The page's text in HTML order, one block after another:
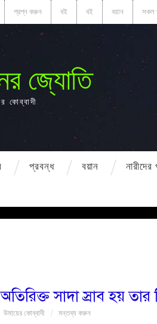
প্রশ্ন করুন বই বই বয়ান সকল
জ্যোতি
কোব্বাদী
প্রবন্ধ বয়ান নারীদের
সাদা স্রাব হয় তার
উমায়ের কোব্বাদী মন্তব্য করুন